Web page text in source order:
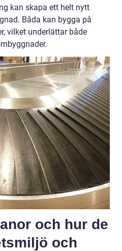
kan skapa ett helt nytt
Båda kan bygga på
vilket underlättar både
och hur de
och